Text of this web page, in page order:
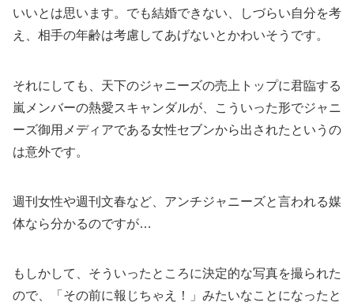
いいとは思います。でも結婚できない、しづらい自分を考
え、相手の年齢は考慮してあげないとかわいそうです。
それにしても、天下のジャニーズの売上トップに君臨する
嵐メンバーの熱愛スキャンダルが、こういった形でジャニ
ーズ御用メディアである女性セブンから出されたというの
は意外です。
週刊女性や週刊文春など、アンチジャニーズと言われる媒
体なら分かるのですが…
もしかして、そういったところに決定的な写真を撮られた
ので、「その前に報じちゃえ！」みたいなことになったと